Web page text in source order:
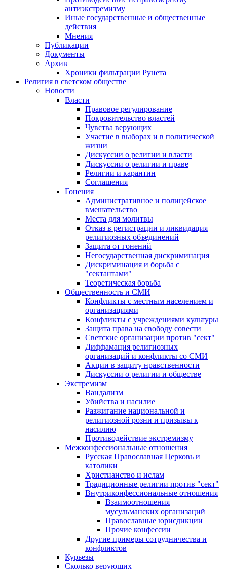
антиэкстремизму
Иные государственные и общественные
действия
Мнения
Публикации
Документы
Архив
Хроники фильтрации Рунета
Религия в светском обществе
Новости
Власти
Правовое регулирование
Покровительство властей
Чувства верующих
Участие в выборах и в политической
жизни
Дискуссии о религии и власти
Дискуссии о религии и праве
Религии и карантин
Соглашения
Гонения
Административное и полицейское
вмешательство
Места для молитвы
Отказ в регистрации и ликвидация
религиозных объединений
Защита от гонений
Негосударственная дискриминация
Дискриминация и борьба с
"сектантами"
Теоретическая борьба
Общественность и СМИ
Конфликты с местным населением и
организациями
Конфликты с учреждениями культуры
Защита права на свободу совести
Светские организации против "сект"
Диффамация религиозных
организаций и конфликты со СМИ
Акции в защиту нравственности
Дискуссии о религии и обществе
Экстремизм
Вандализм
Убийства и насилие
Разжигание национальной и
религиозной розни и призывы к
насилию
Противодействие экстремизму
Межконфессиональные отношения
Русская Православная Церковь и
католики
Христианство и ислам
Традиционные религии против "сект"
Внутриконфессиональные отношения
Взаимоотношения
мусульманских организаций
Православные юрисдикции
Прочие конфессии
Другие примеры сотрудничества и
конфликтов
Курьезы
Сколько верующих